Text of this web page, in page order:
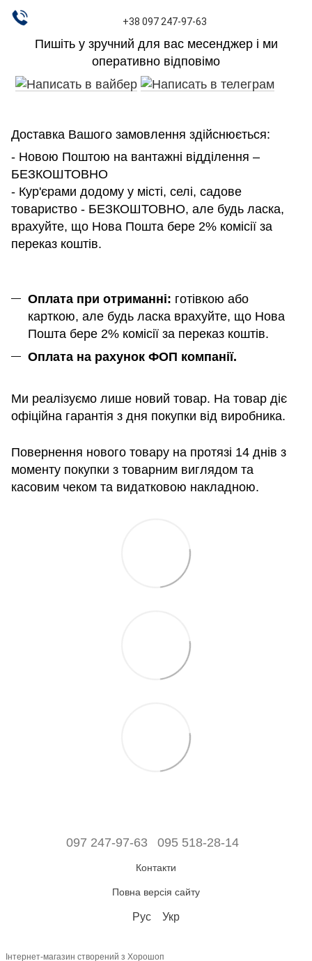
+38 097 247-97-63
Пишіть у зручний для вас месенджер і ми
оперативно відповімо
Доставка Вашого замовлення здійснюється:
- Новою Поштою на вантажні відділення –
БЕЗКОШТОВНО
- Кур'єрами додому у місті, селі, садове
товариство - БЕЗКОШТОВНО, але будь ласка,
врахуйте, що Нова Пошта бере 2% комісії за
переказ коштів.
Оплата при отриманні: готівкою або
карткою, але будь ласка врахуйте, що Нова
Пошта бере 2% комісії за переказ коштів.
Оплата на рахунок ФОП компанії.
Ми реалізуємо лише новий товар. На товар діє
офіційна гарантія з дня покупки від виробника.
Повернення нового товару на протязі 14 днів з
моменту покупки з товарним виглядом та
касовим чеком та видатковою накладною.
097 247-97-63 095 518-28-14
Контакти
Повна версія сайту
Рус Укр
Інтернет-магазин створений з Хорошоп